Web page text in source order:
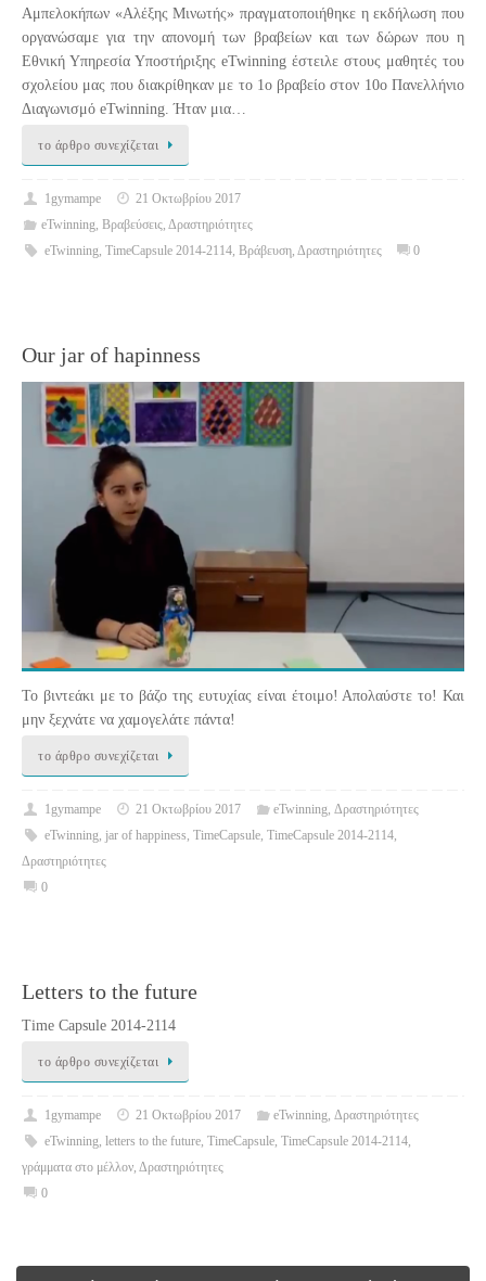
Αμπελοκήπων «Αλέξης Μινωτής» πραγματοποιήθηκε η εκδήλωση που
οργανώσαμε για την απονομή των βραβείων και των δώρων που η
Εθνική Υπηρεσία Υποστήριξης eTwinning έστειλε στους μαθητές του
σχολείου μας που διακρίθηκαν με το 1ο βραβείο στον 10ο Πανελλήνιο
Διαγωνισμό eTwinning. Ήταν μια…
το άρθρο συνεχίζεται
1gymampe
21 Οκτωβρίου 2017
eTwinning, Βραβεύσεις, Δραστηριότητες
eTwinning, TimeCapsule 2014-2114, Βράβευση, Δραστηριότητες 0
Our jar of hapinness
Το βιντεάκι με το βάζο της ευτυχίας είναι έτοιμο! Απολαύστε το! Και
μην ξεχνάτε να χαμογελάτε πάντα!
το άρθρο συνεχίζεται
1gymampe 21 Οκτωβρίου 2017 eTwinning, Δραστηριότητες
eTwinning, jar of happiness, TimeCapsule, TimeCapsule 2014-2114,
Δραστηριότητες
0
Letters to the future
Time Capsule 2014-2114
το άρθρο συνεχίζεται
1gymampe 21 Οκτωβρίου 2017 eTwinning, Δραστηριότητες
eTwinning, letters to the future, TimeCapsule, TimeCapsule 2014-2114,
γράμματα στο μέλλον, Δραστηριότητες
0